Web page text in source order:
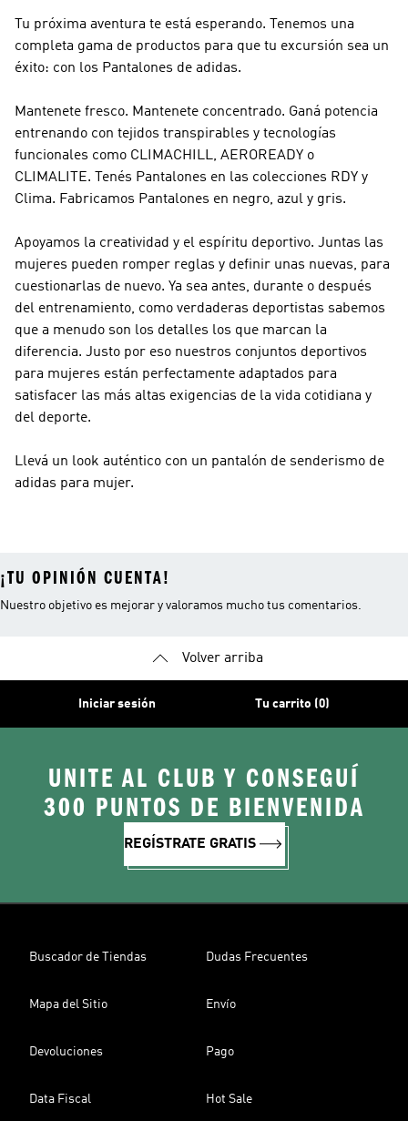
Tu próxima aventura te está esperando. Tenemos una
completa gama de productos para que tu excursión sea un
éxito: con los Pantalones de adidas.
Mantenete fresco. Mantenete concentrado. Ganá potencia
entrenando con tejidos transpirables y tecnologías
funcionales como CLIMACHILL, AEROREADY o
CLIMALITE. Tenés Pantalones en las colecciones RDY y
Clima. Fabricamos Pantalones en negro, azul y gris.
Apoyamos la creatividad y el espíritu deportivo. Juntas las
mujeres pueden romper reglas y definir unas nuevas, para
cuestionarlas de nuevo. Ya sea antes, durante o después
del entrenamiento, como verdaderas deportistas sabemos
que a menudo son los detalles los que marcan la
diferencia. Justo por eso nuestros conjuntos deportivos
para mujeres están perfectamente adaptados para
satisfacer las más altas exigencias de la vida cotidiana y
del deporte.
Llevá un look auténtico con un pantalón de senderismo de
adidas para mujer.
¡TU OPINIÓN CUENTA!
Nuestro objetivo es mejorar y valoramos mucho tus comentarios.
Volver arriba
Iniciar sesión Tu carrito (0)
UNITE AL CLUB Y CONSEGUÍ
300 PUNTOS DE BIENVENIDA
REGÍSTRATE GRATIS
Buscador de Tiendas Dudas Frecuentes
Mapa del Sitio Envío
Devoluciones Pago
Data Fiscal Hot Sale